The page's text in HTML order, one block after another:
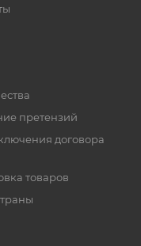
претензий
договора
товаров